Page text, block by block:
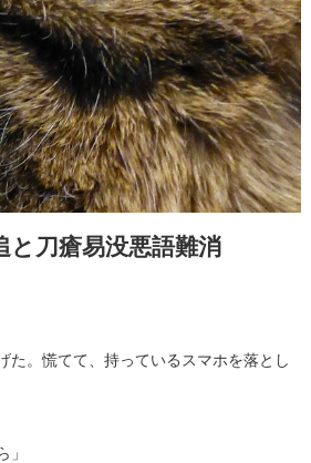
と刀瘡易没悪語難消
た。慌てて、持っているスマホを落とし
」